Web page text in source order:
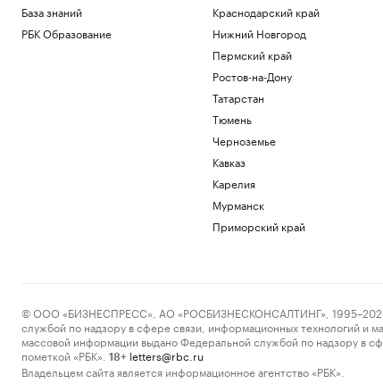
База знаний
РБК Образование
Краснодарский край
Нижний Новгород
Пермский край
Ростов-на-Дону
Татарстан
Тюмень
Черноземье
Кавказ
Карелия
Мурманск
Приморский край
© ООО «БИЗНЕСПРЕСС», АО «РОСБИЗНЕСКОНСАЛТИНГ», 1995–2026.
службой по надзору в сфере связи, информационных технологий и
массовой информации выдано Федеральной службой по надзору в
пометкой «РБК».
18+ letters@rbc.ru
Владельцем сайта является информационное агентство «РБК».